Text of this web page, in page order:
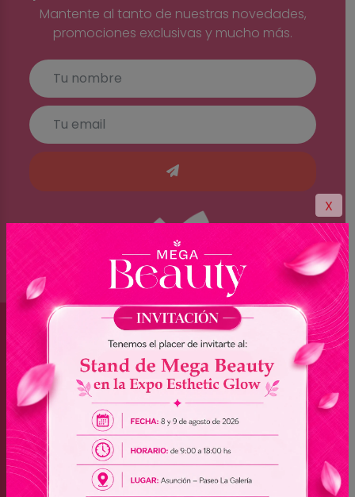
X
Mantente al tanto de nuestras novedades,
promociones exclusivas y mucho más.
Brasil
(045) 3528-9053 - (045) 3528-8462
(045) 3025-7072 - (045) 3025-7736
(045) 3025-7713
Paraguay
(061) 501-350 - (061) 513-776 - (061) 500-268